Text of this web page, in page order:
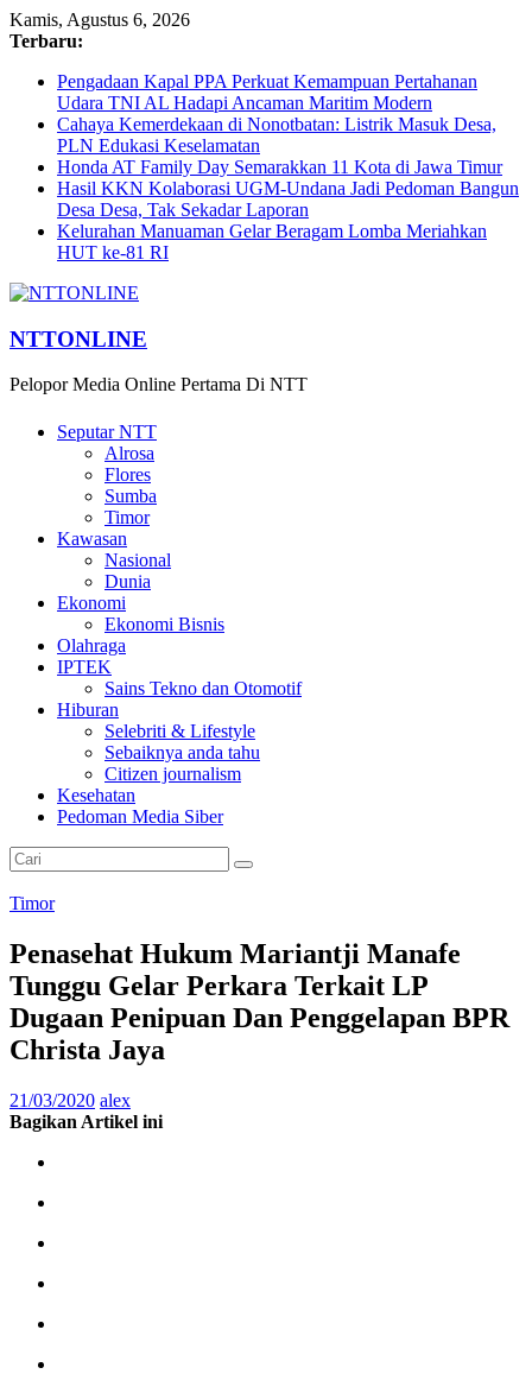
Kamis, Agustus 6, 2026
Terbaru:
Pengadaan Kapal PPA Perkuat Kemampuan Pertahanan
Udara TNI AL Hadapi Ancaman Maritim Modern
Cahaya Kemerdekaan di Nonotbatan: Listrik Masuk Desa,
PLN Edukasi Keselamatan
Honda AT Family Day Semarakkan 11 Kota di Jawa Timur
Hasil KKN Kolaborasi UGM-Undana Jadi Pedoman Bangun
Desa Desa, Tak Sekadar Laporan
Kelurahan Manuaman Gelar Beragam Lomba Meriahkan
HUT ke-81 RI
NTTONLINE
Pelopor Media Online Pertama Di NTT
Seputar NTT
Alrosa
Flores
Sumba
Timor
Kawasan
Nasional
Dunia
Ekonomi
Ekonomi Bisnis
Olahraga
IPTEK
Sains Tekno dan Otomotif
Hiburan
Selebriti & Lifestyle
Sebaiknya anda tahu
Citizen journalism
Kesehatan
Pedoman Media Siber
Timor
Penasehat Hukum Mariantji Manafe
Tunggu Gelar Perkara Terkait LP
Dugaan Penipuan Dan Penggelapan BPR
Christa Jaya
21/03/2020 alex
Bagikan Artikel ini